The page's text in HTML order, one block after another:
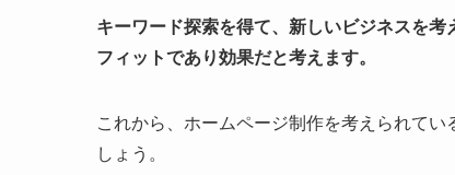
キーワード探索を得て、新しいビジネスを
フィットであり効果だと考えます。
これから、ホームページ制作を考えられて
しょう。